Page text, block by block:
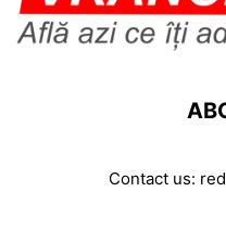
Contact us: